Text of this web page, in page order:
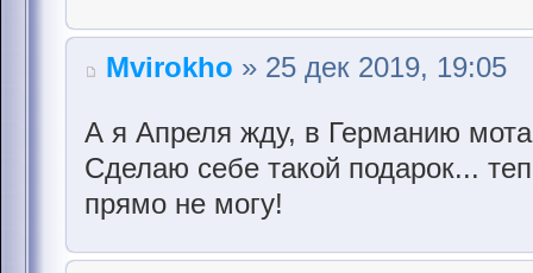
Mvirokho » 25 дек 2019, 19:05
А я Апреля жду, в Германию
Сделаю себе такой подарок...
прямо не могу!